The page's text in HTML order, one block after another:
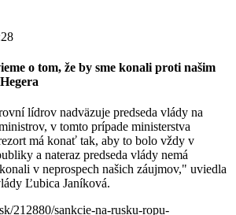
o tom, že by sme konali proti našim
lídrov nadväzuje predseda vlády na
v tomto prípade ministerstva
má konať tak, aby to bolo vždy v
a nateraz predseda vlády nemá
v neprospech našich záujmov," uviedla
Ľubica Janíková.
212880/sankcie-na-rusku-ropu-